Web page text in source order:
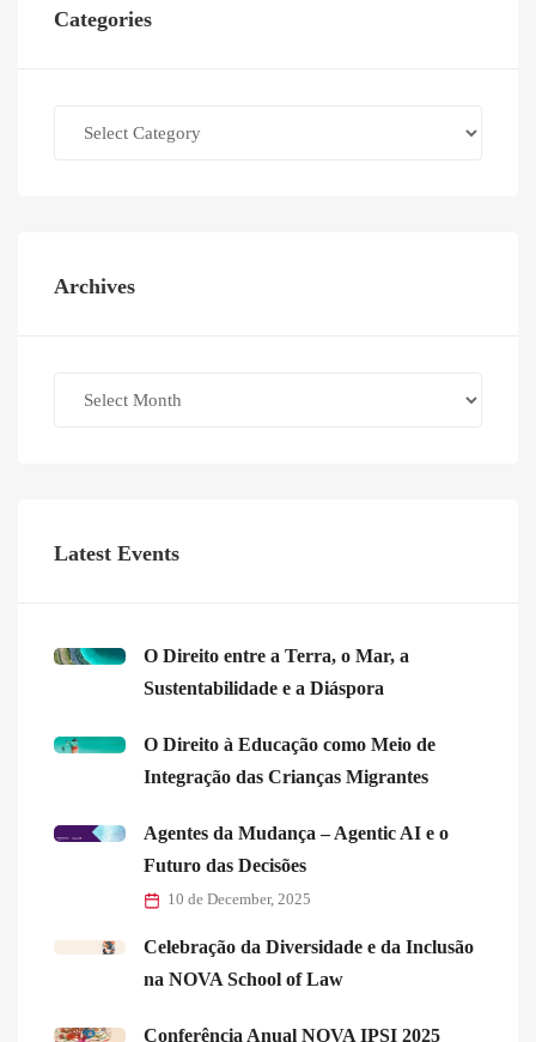
Categories
Archives
Latest Events
O Direito entre a Terra, o Mar, a
Sustentabilidade e a Diáspora
O Direito à Educação como Meio de
Integração das Crianças Migrantes
Agentes da Mudança – Agentic AI e o
Futuro das Decisões
10 de December, 2025
Celebração da Diversidade e da Inclusão
na NOVA School of Law
Conferência Anual NOVA IPSI 2025